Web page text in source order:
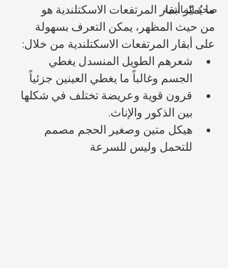
صحة الماشية
ما يُميّز أبقار المرتفعات الاسكتلندية هو
من حيث المظهر، يمكن التعرف بسهولة
على أبقار المرتفعات الاسكتلندية من خلال:
شعرهم الطويل المنسدل يغطي
الجسم وغالباً ما يغطي العينين جزئياً
قرون قوية وعريضة تختلف في شكلها
بين الذكور والإناث.
هيكل متين وصغير الحجم مصمم
للتحمل وليس للسرعة